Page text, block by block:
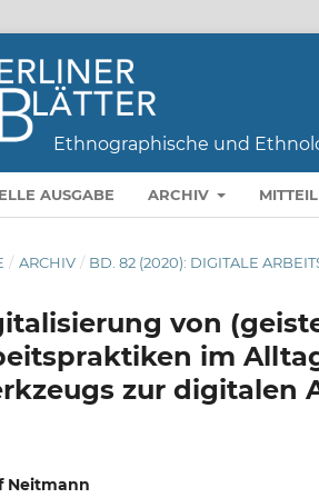
AUSGABE ARCHIV
/ ARCHIV / BD. 82 (2020): DIGITALE
von
im
zur digitalen
Neitmann